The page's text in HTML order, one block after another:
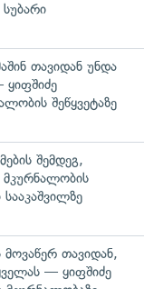
თავიდან უნდა
შეწყვეტაზე
შემდეგ,
მკურნალობის
თავიდან,
— ყიფშიძე